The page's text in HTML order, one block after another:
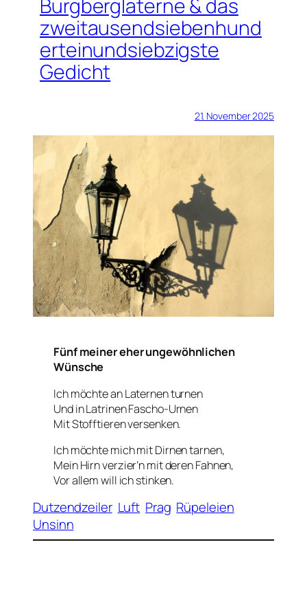
Burgberglaterne & das
zweitausendsiebenhund
erteinundsiebzigste
Gedicht
21. November 2025
Fünf meiner eher ungewöhnlichen
Wünsche
Ich möchte an Laternen turnen
Und in Latrinen Fascho-Urnen
Mit Stofftieren versenken.
Ich möchte mich mit Dirnen tarnen,
Mein Hirn verzier’n mit deren Fahnen,
Vor allem will ich stinken.
Dutzendzeiler Luft Prag Rüpeleien
Unsinn